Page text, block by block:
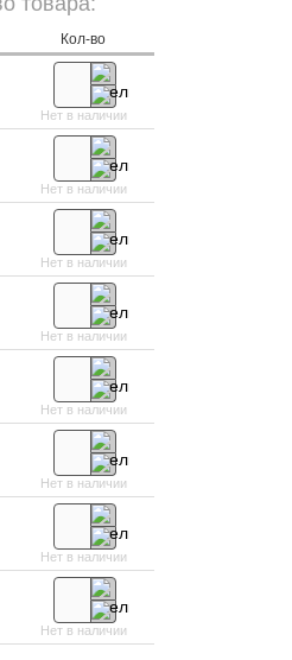
Кол-во
Нет в наличии
Нет в наличии
Нет в наличии
Нет в наличии
Нет в наличии
Нет в наличии
Нет в наличии
Нет в наличии